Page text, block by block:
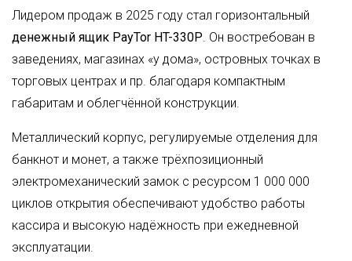
Лидером продаж в 2025 году стал горизонтальный
денежный ящик PayTor HT-330P . Он востребован в
заведениях, магазинах «у дома», островных точках в
торговых центрах и пр. благодаря компактным
габаритам и облегчённой конструкции.
Металлический корпус, регулируемые отделения для
банкнот и монет, а также трёхпозиционный
электромеханический замок с ресурсом 1 000 000
циклов открытия обеспечивают удобство работы
кассира и высокую надёжность при ежедневной
эксплуатации.